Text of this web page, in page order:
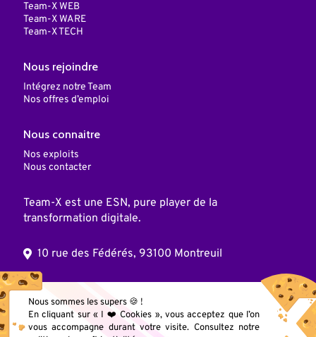
Team-X WEB
Team-X WARE
Team-X TECH
Nous rejoindre
Intégrez notre Team
Nos offres d’emploi
Nous connaitre
Nos exploits
Nous contacter
Team-X est une ESN, pure player de la
transformation digitale.
10 rue des Fédérés, 93100 Montreuil
© 2025 Team X, Inc. Tous droits réservés
Nous sommes les supers 🍪 !
En cliquant sur « I ❤️ Cookies », vous acceptez que l’on
vous accompagne durant votre visite. Consultez notre